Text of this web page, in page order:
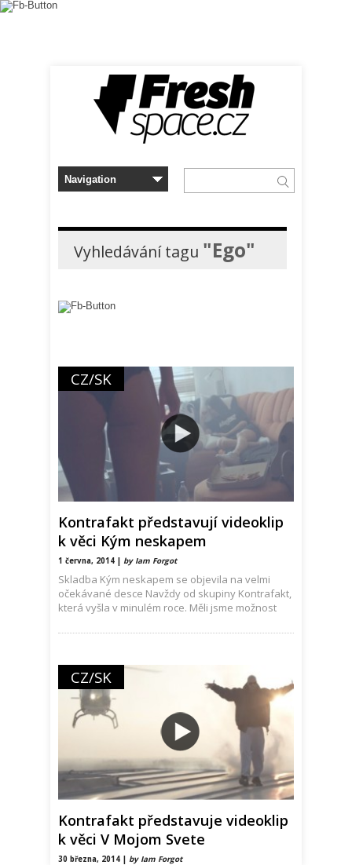
Vyhledávání tagu "Ego"
CZ/SK
Kontrafakt představují videoklip
k věci Kým neskapem
1 června, 2014 | by Iam Forgot
Skladba Kým neskapem se objevila na velmi
očekávané desce Navždy od skupiny Kontrafakt,
která vyšla v minulém roce. Měli jsme možnost
CZ/SK
Kontrafakt představuje videoklip
k věci V Mojom Svete
30 března, 2014 | by Iam Forgot